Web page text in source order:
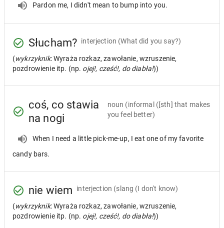
Pardon me, I didn't mean to bump into you.
Słucham? interjection (What did you say?)
(wykrzyknik: Wyraża rozkaz, zawołanie, wzruszenie,
pozdrowienie itp. (np. ojej!, cześć!, do diabła!))
coś, co stawia
na nogi
noun (informal ([sth] that makes
you feel better)
When I need a little pick-me-up, I eat one of my favorite
candy bars.
nie wiem interjection (slang (I don't know)
(wykrzyknik: Wyraża rozkaz, zawołanie, wzruszenie,
pozdrowienie itp. (np. ojej!, cześć!, do diabła!))